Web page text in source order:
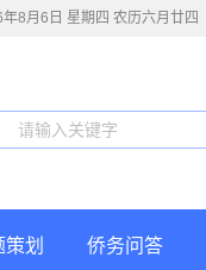
8月6日 星期四 农历六月廿四
策划 侨务问答